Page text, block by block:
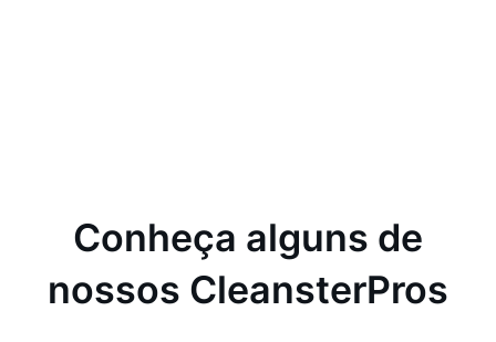
Conheça alguns de
nossos CleansterPros